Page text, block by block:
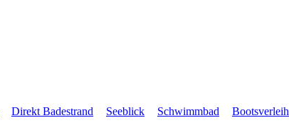
Direkt Badestrand Seeblick Schwimmbad Bootsverleih